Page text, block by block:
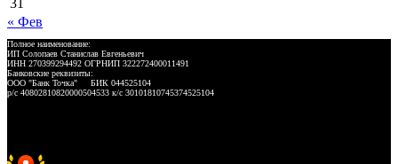
« Фев
Полное наименование:
ИП Солопаев Станислав Евгеньевич
ИНН 270399294492 ОГРНИП 322272400011491
Банковские реквизиты:
ООО "Банк Точка" БИК 044525104
р/с 40802810820000504533 к/с 30101810745374525104